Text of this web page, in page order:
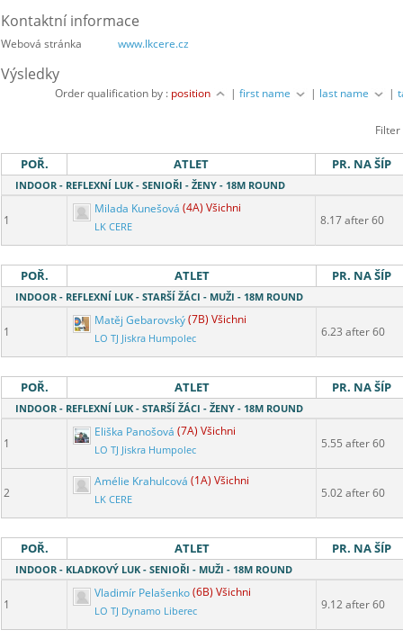
Kontaktní informace
Webová stránka www.lkcere.cz
Výsledky
Order qualification by : position |first name | last name |
POŘ. ATLET PR. NA ŠÍP
INDOOR - REFLEXNÍ LUK - SENIOŘI - ŽENY - 18M ROUND
1
Milada Kunešová (4A) Všichni
LK CERE 8.17 after 60
POŘ. ATLET PR. NA ŠÍP
INDOOR - REFLEXNÍ LUK - STARŠÍ ŽÁCI - MUŽI - 18M ROUND
1
Matěj Gebarovský(7B) Všichni
LO TJ Jiskra Humpolec 6.23 after 60
POŘ. ATLET PR. NA ŠÍP
INDOOR - REFLEXNÍ LUK - STARŠÍ ŽÁCI - ŽENY - 18M ROUND
1
Eliška Panošová (7A) Všichni
LO TJ Jiskra Humpolec 5.55 after 60
2
Amélie Krahulcová (1A) Všichni
LK CERE 5.02 after 60
POŘ. ATLET PR. NA ŠÍP
INDOOR - KLADKOVÝ LUK - SENIOŘI - MUŽI - 18M ROUND
1
Vladimír Pelašenko(6B) Všichni
LO TJ Dynamo Liberec 9.12 after 60